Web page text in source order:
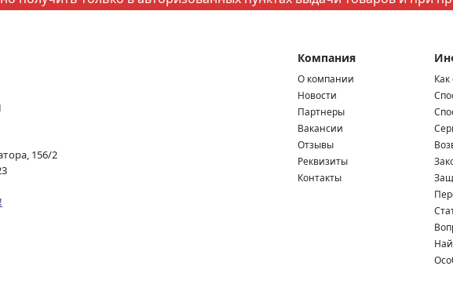
156/2
Компания
О компании
Новости
Партнеры
Вакансии
Отзывы
Реквизиты
Контакты